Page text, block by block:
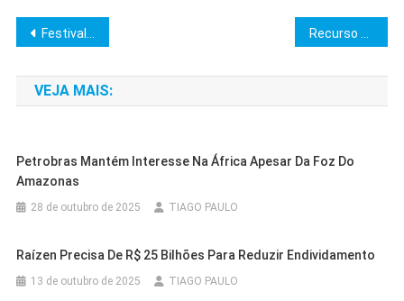
Navegação
de
Post
Festival de Cinema de Mulheres em Gaza abre com A Voz de Hind Rajab
VEJA MAIS:
Petrobras Mantém Interesse Na África Apesar Da Foz Do
Amazonas
28 de outubro de 2025 TIAGO PAULO
Raízen Precisa De R$ 25 Bilhões Para Reduzir Endividamento
13 de outubro de 2025 TIAGO PAULO